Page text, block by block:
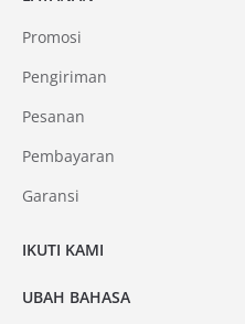
Promosi
Pengiriman
Pesanan
Pembayaran
Garansi
IKUTI KAMI
UBAH BAHASA